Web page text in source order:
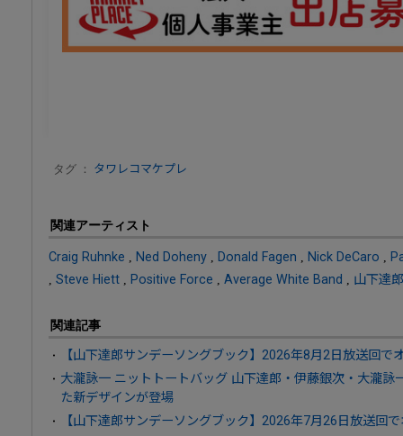
タグ ： タワレコマケプレ
関連アーティスト
Craig Ruhnke Ned Doheny Donald Fagen Nick DeCaro
Steve Hiett Positive Force Average White Band 山下達郎
関連記事
【山下達郎サンデーソングブック】2026年8月2日放送回で
大瀧詠一 ニットトートバッグ 山下達郎・伊藤銀次・大瀧詠
た新デザインが登場
【山下達郎サンデーソングブック】2026年7月26日放送回